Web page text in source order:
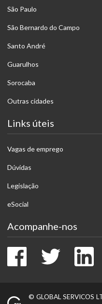
São Paulo
São Bernardo do Campo
Santo André
Guarulhos
Sorocaba
Outras cidades
Links úteis
Vagas de emprego
Dúvidas
Legislação
eSocial
Acompanhe-nos
FacebookTwitter
© GLOBAL SERVICOS